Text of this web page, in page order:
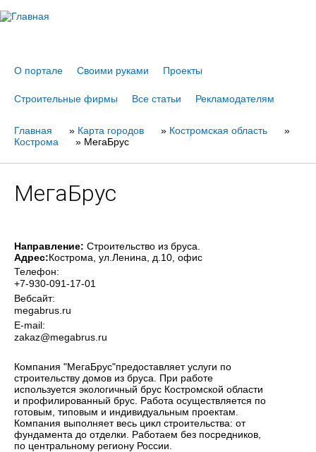
О портале Своими руками Проекты
Строительные фирмы Все статьи Рекламодателям
Вы
Главная » Карта городов » Костромская область
»
Кострома
» МегаБрус
МегаБрус
Направление: Строительство из бруса.
Адрес:Кострома , ул.Ленина, д.10, офис
Телефон:
+7-930-091-17-01
Вебсайт:
megabrus.ru
E-mail:
zakaz@megabrus.ru
Компания "МегаБрус"предоставляет услуги по
строительству домов из бруса. При работе
используется экологичный брус Костромской области
и профилированный брус. Работа осуществляется по
готовым, типовым и индивидуальным проектам.
Компания выполняет весь цикл строительства: от
фундамента до отделки. Работаем без посредников,
по центральному региону России.